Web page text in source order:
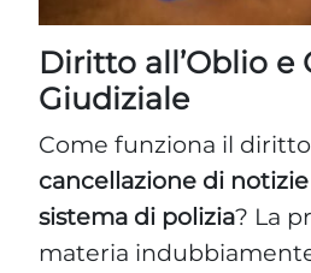
Diritto all’Oblio e
Giudiziale
Come funziona il
cancellazione di
sistema di polizia? La
materia